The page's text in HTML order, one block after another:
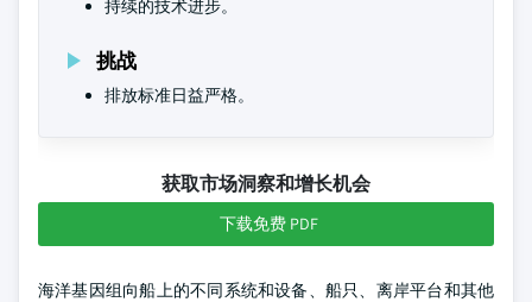
持续的技术进步。
挑战
排放标准日益严格。
获取市场洞察和增长机会
下载免费 PDF
海洋基因组向船上的不同系统和设备、船只、离岸平台和其他